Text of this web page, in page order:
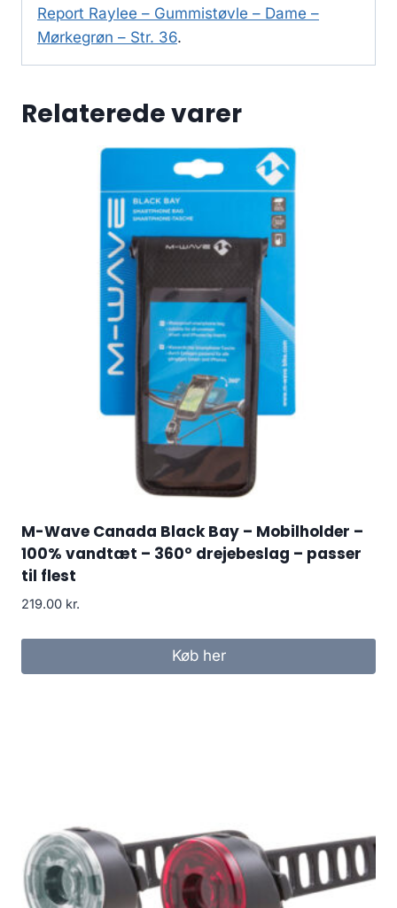
Report Raylee – Gummistøvle – Dame –
Mørkegrøn – Str. 36.
Relaterede varer
M-Wave Canada Black Bay – Mobilholder –
100% vandtæt – 360° drejebeslag – passer
til flest
219.00 kr.
Køb her